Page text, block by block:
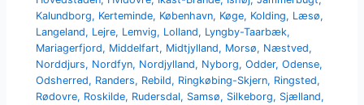
Kalundborg, Kerteminde, København, Køge, Kolding, Læsø,
Langeland, Lejre, Lemvig, Lolland, Lyngby-Taarbæk,
Mariagerfjord, Middelfart, Midtjylland, Morsø, Næstved,
Norddjurs, Nordfyn, Nordjylland, Nyborg,Odder,Odense,
Odsherred, Randers, Rebild, Ringkøbing-Skjern, Ringsted,
Rødovre, Roskilde, Rudersdal, Samsø, Silkeborg, Sjælland,